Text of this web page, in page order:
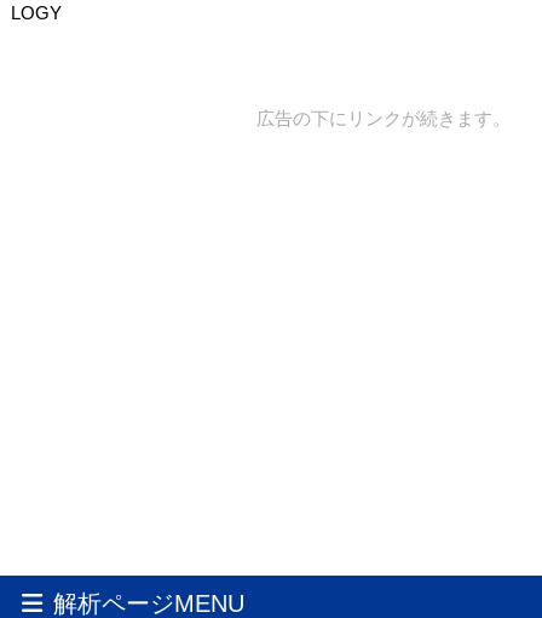
LOGY
広告の下にリンクが続きます。
解析ページMENU